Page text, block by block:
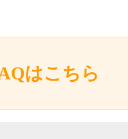
はこちら